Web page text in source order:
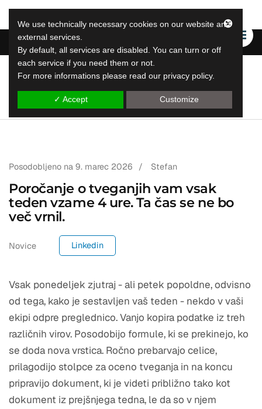
LeapLytics
rešitve za poročanje v skoku
Posodobljeno na 9. marec 2026 / Stefan
Poročanje o tveganjih vam vsak
teden vzame 4 ure. Ta čas se ne bo
več vrnil.
Novice Linkedin
Vsak ponedeljek zjutraj - ali petek popoldne, odvisno
od tega, kako je sestavljen vaš teden - nekdo v vaši
ekipi odpre preglednico. Vanjo kopira podatke iz treh
različnih virov. Posodobijo formule, ki se prekinejo, ko
se doda nova vrstica. Ročno prebarvajo celice,
prilagodijo stolpce za oceno tveganja in na koncu
pripravijo dokument, ki je videti približno tako kot
dokument iz prejšnjega tedna, le da so v njem
We use technically necessary cookies on our website and
external services.
By default, all services are disabled. You can turn or off
each service if you need them or not.
For more informations please read our privacy policy.
✓ Accept Customize